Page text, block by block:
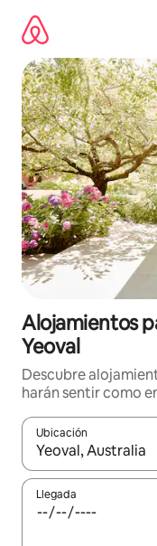
contenido
Alojamientos
Yeoval
Descubre
harán sentir como
Ubicación
Cuando los
Llegada